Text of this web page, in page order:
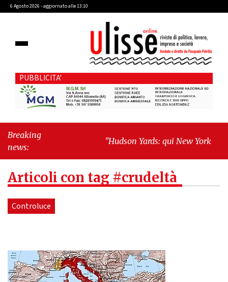
6 Agosto 2026 - aggiornato alle 13:10
PUBBLICITA'
Breaking
news:
"Hudson Yards: qui New York morde
Articoli con tag #crudeltà
Controluce